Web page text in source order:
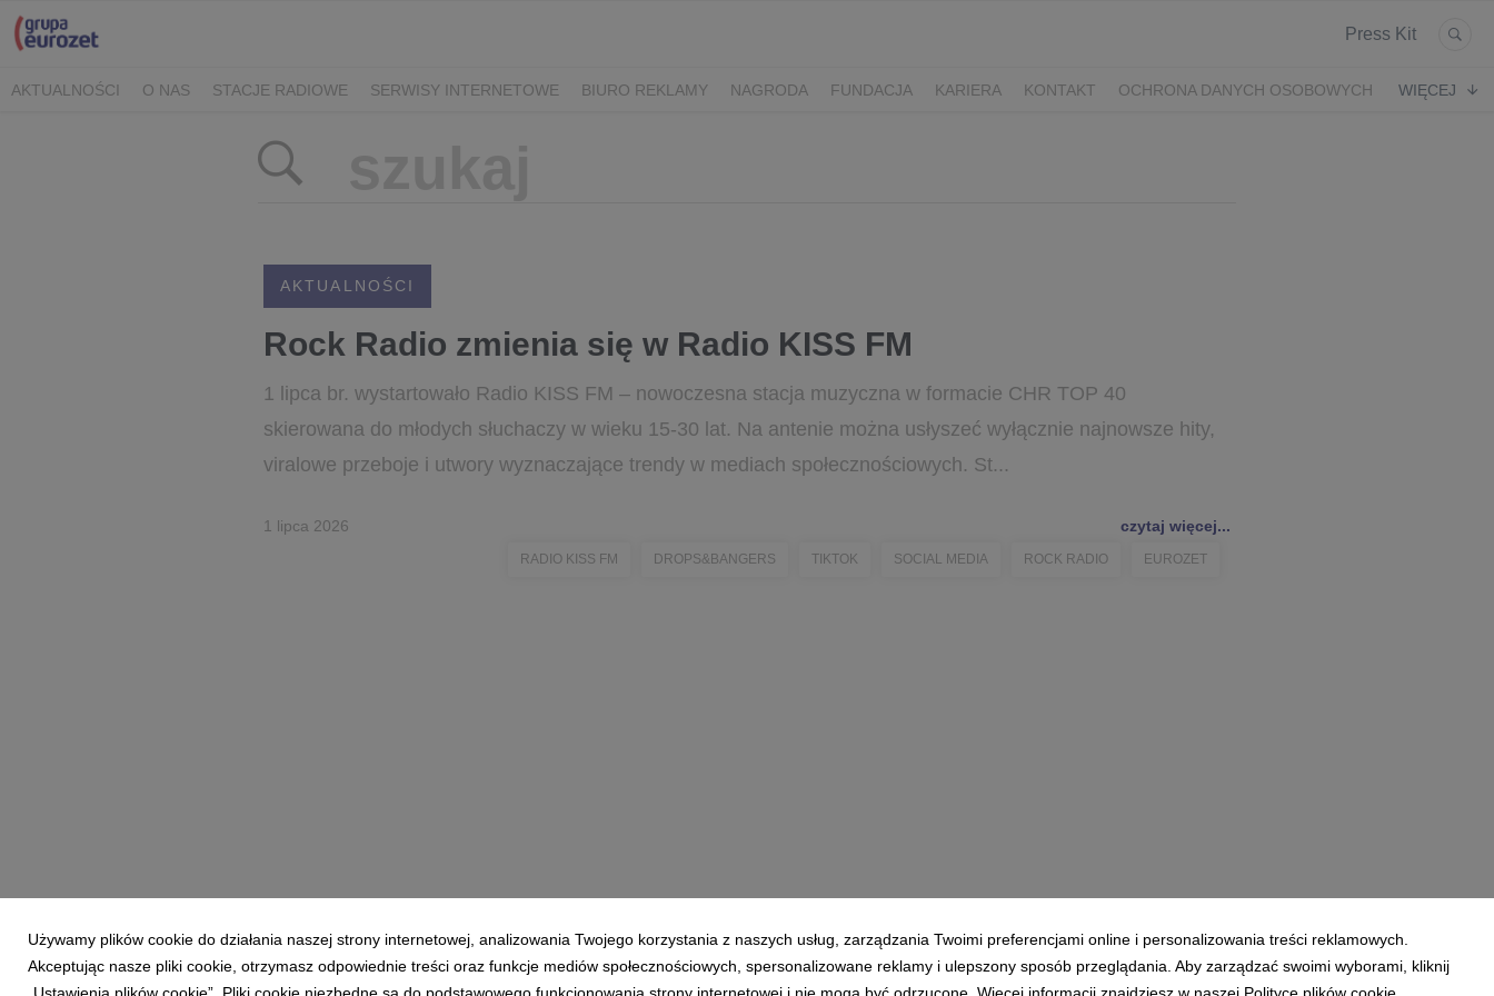
Press Kit
AKTUALNOŚCI O NAS STACJE RADIOWE SERWISY INTERNETOWE BIURO REKLAMY NAGRODA FUNDACJA KARIERA KONTAKT
OCHRONA DANYCH OSOBOWYCH
WIĘCEJ
AKTUALNOŚCI
Rock Radio zmienia się w Radio KISS FM
1 lipca br. wystartowało Radio KISS FM – nowoczesna stacja muzyczna w formacie CHR TOP 40
skierowana do młodych słuchaczy w wieku 15-30 lat. Na antenie można usłyszeć wyłącznie najnowsze hity,
viralowe przeboje i utwory wyznaczające trendy w mediach społecznościowych. St...
1 lipca 2026 czytaj więcej...
RADIO KISS FM DROPS&BANGERS TIKTOK SOCIAL MEDIA ROCK RADIO EUROZET
Powered by
Używamy plików cookie do działania naszej strony internetowej, analizowania Twojego korzystania z naszych usług, zarządzania Twoimi preferencjami online i personalizowania treści reklamowych.
Akceptując nasze pliki cookie, otrzymasz odpowiednie treści oraz funkcje mediów społecznościowych, spersonalizowane reklamy i ulepszony sposób przeglądania. Aby zarządzać swoimi wyborami, kliknij